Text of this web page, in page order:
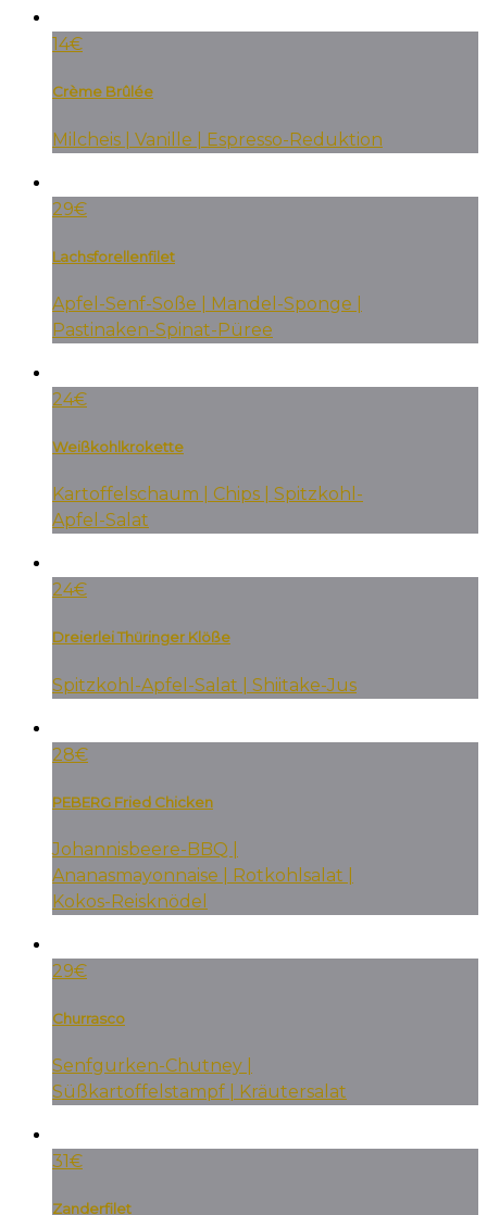
14€
Crème Brûlée
Milcheis | Vanille | Espresso-Reduktion
29€
Lachsforellenfilet
Apfel-Senf-Soße | Mandel-Sponge |
Pastinaken-Spinat-Püree
24€
Weißkohlkrokette
Kartoffelschaum | Chips | Spitzkohl-
Apfel-Salat
24€
Dreierlei Thüringer Klöße
Spitzkohl-Apfel-Salat | Shiitake-Jus
28€
PEBERG Fried Chicken
Johannisbeere-BBQ |
Ananasmayonnaise | Rotkohlsalat |
Kokos-Reisknödel
29€
Churrasco
Senfgurken-Chutney |
Süßkartoffelstampf | Kräutersalat
31€
Zanderfilet